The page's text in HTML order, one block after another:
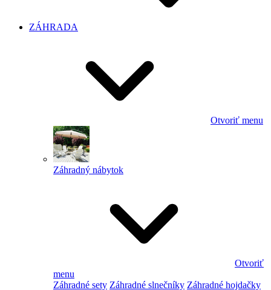
ZÁHRADA
Otvoriť menu
Záhradný nábytok
Otvoriť
menu
Záhradné sety Záhradné slnečníky Záhradné hojdačky